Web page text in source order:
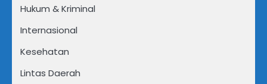
Hukum & Kriminal
Internasional
Kesehatan
Lintas Daerah